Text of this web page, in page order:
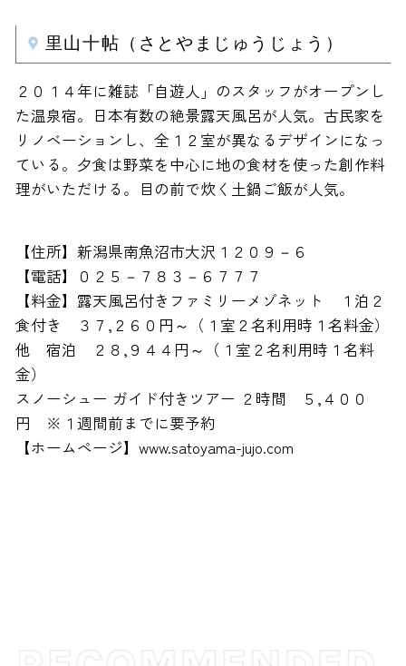
里山十帖（さとやまじゅうじょう）
２０１４年に雑誌「自遊人」のスタッフがオープンし
た温泉宿。日本有数の絶景露天風呂が人気。古民家を
リノベーションし、全１２室が異なるデザインになっ
ている。夕食は野菜を中心に地の食材を使った創作料
理がいただける。目の前で炊く土鍋ご飯が人気。
【住所】新潟県南魚沼市大沢１２０９－６
【電話】０２５－７８３－６７７７
【料金】露天風呂付きファミリーメゾネット １泊２
食付き ３７,２６０円～（１室２名利用時１名料金）
他 宿泊 ２８,９４４円～（１室２名利用時１名料
金）
スノーシュー ガイド付きツアー ２時間 ５,４００
円 ※１週間前までに要予約
【ホームページ】www.satoyama-jujo.com